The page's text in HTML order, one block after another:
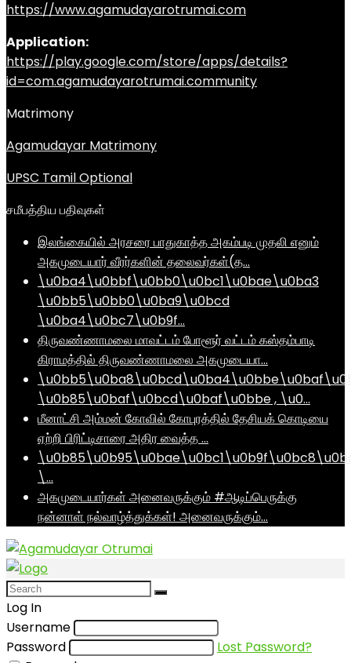
https://www.agamudayarotrumai.com
Application:
https://play.google.com/store/apps/details?
id=com.agamudayarotrumai.community
Matrimony
Agamudayar Matrimony
UPSC Tamil Optional
சமீபத்திய பதிவுகள்
இலங்கையில் அரசரை பாதுகாத்த அகம்படி முதலி எனும்
அகமுடையார் வீரர்களின் தலைவர்கள்(த…
\u0ba4\u0bbf\u0bb0\u0bc1\u0bae\u0ba3
\u0bb5\u0bb0\u0ba9\u0bcd
\u0ba4\u0bc7\u0b9f…
திருவண்ணாமலை மாவட்டம் போளூர் வட்டம் கஸ்தம்பாடி
கிராமத்தில் திருவண்ணாமலை அகமுடையா…
\u0b85\u0baf\u0bcd\u0baf\u0bbe , \u0…
மீனாட்சி அம்மன் கோவில் கோபுரத்தில் தேசியக் கொடியை
ஏற்றி பிரிட்டிசாரை அதிர வைத்த …
\…
அகமுடையார்கள் அனைவருக்கும் #ஆடிப்பெருக்கு
நன்னாள் நல்வாழ்த்துக்கள்! அனைவருக்கும்…
Log In
Username
Password
Lost Password?